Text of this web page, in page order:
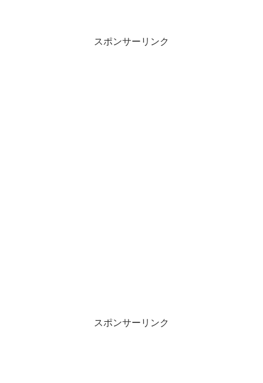
スポンサーリンク
スポンサーリンク